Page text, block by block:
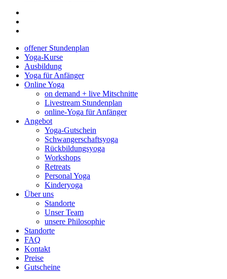
offener Stundenplan
Yoga-Kurse
Ausbildung
Yoga für Anfänger
Online Yoga
on demand + live Mitschnitte
Livestream Stundenplan
online-Yoga für Anfänger
Angebot
Yoga-Gutschein
Schwangerschaftsyoga
Rückbildungsyoga
Workshops
Retreats
Personal Yoga
Kinderyoga
Über uns
Standorte
Unser Team
unsere Philosophie
Standorte
FAQ
Kontakt
Preise
Gutscheine